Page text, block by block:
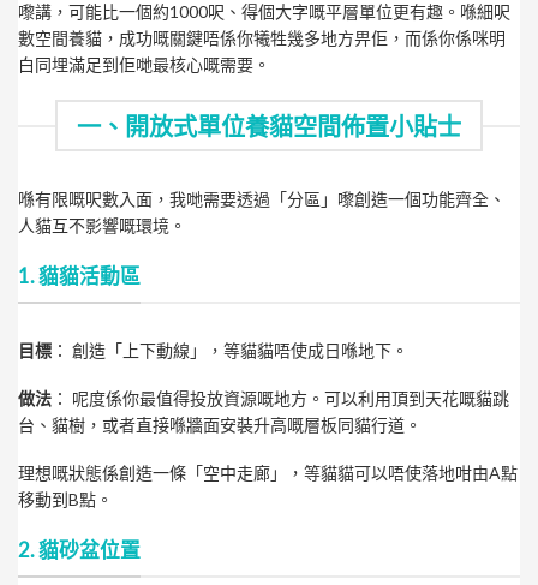
嚟講，可能比一個約1000呎、得個大字嘅平層單位更有趣。喺細呎
數空間養貓，成功嘅關鍵唔係你犧牲幾多地方畀佢，而係你係咪明
白同埋滿足到佢哋最核心嘅需要。
一、開放式單位養貓空間佈置小貼士
喺有限嘅呎數入面，我哋需要透過「分區」嚟創造一個功能齊全、
人貓互不影響嘅環境。
1. 貓貓活動區
目標 ： 創造「上下動線」，等貓貓唔使成日喺地下。
做法 ： 呢度係你最值得投放資源嘅地方。可以利用頂到天花嘅貓跳
台、貓樹，或者直接喺牆面安裝升高嘅層板同貓行道。
理想嘅狀態係創造一條「空中走廊」，等貓貓可以唔使落地咁由A點
移動到B點。
2. 貓砂盆位置